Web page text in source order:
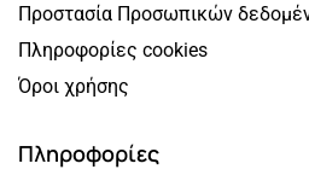
Προστασία Προσωπικών
Πληροφορίες cookies
Όροι χρήσης
Πληροφορίες